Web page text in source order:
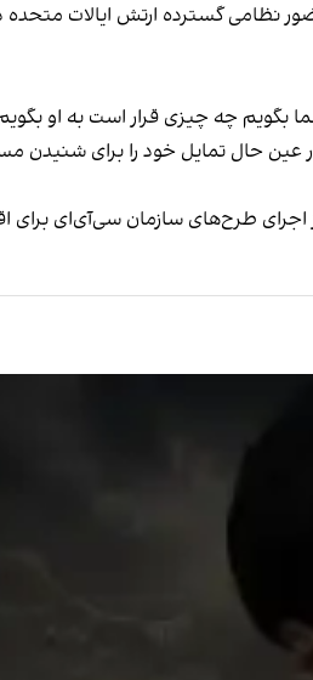
نظامی گسترده ارتش ایالات متحده
بگویم چه چیزی قرار است به او
در عین حال تمایل خود را برای شنیدن